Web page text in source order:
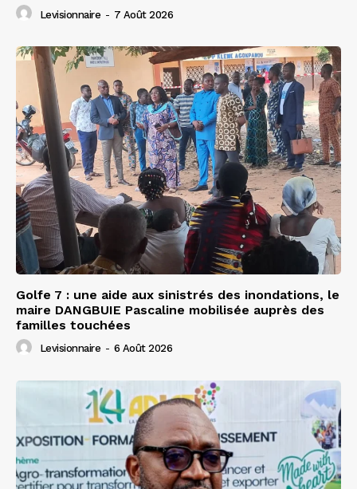
Levisionnaire - 7 Août 2026
Golfe 7 : une aide aux sinistrés des inondations, le
maire DANGBUIE Pascaline mobilisée auprès des
familles touchées
Levisionnaire - 6 Août 2026